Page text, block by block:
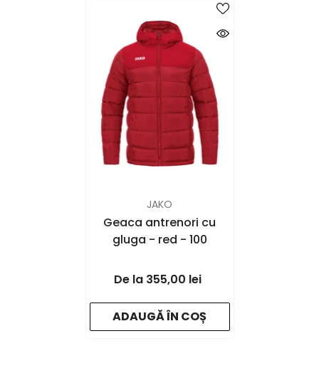
JAKO
Geaca antrenori cu
gluga - red - 100
355,00 lei
ADAUGĂ ÎN COȘ